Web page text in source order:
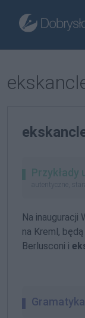
Przykłady
autentyczne,
Na inauguracji
na Kreml,
Berlusconi i
Gramatyka